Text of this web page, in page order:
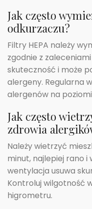
Jak często
odkurzaczu?
Filtry HEPA należy
zgodnie z
skuteczność i może
alergeny. Regularna
alergenów na
Jak często
zdrowia
Należy wietrzyć
minut, najlepiej rano i
wentylacja usuwa
Kontroluj wilgotność
higrometru.